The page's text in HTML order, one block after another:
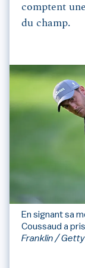
comptent
du champ.
En signant sa
Coussaud a
Franklin /